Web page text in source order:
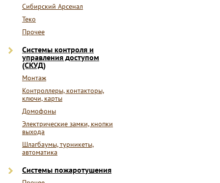
Сибирский Арсенал
Теко
Прочее
Системы контроля и
управления доступом
(СКУД)
Монтаж
Контроллеры, контакторы,
ключи, карты
Домофоны
Электрические замки, кнопки
выхода
Шлагбаумы, турникеты,
автоматика
Системы пожаротушения